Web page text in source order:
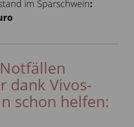
im Sparschwein:
dank Vivos-
schon helfen: